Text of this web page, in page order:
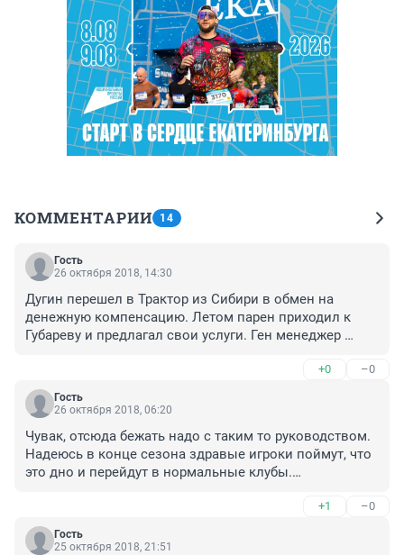
КОММЕНТАРИИ 14
Гость
26 октября 2018, 14:30
Дугин перешел в Трактор из Сибири в обмен на
денежную компенсацию. Летом парен приходил к
Губареву и предлагал свои услуги. Ген менеджер
Губарев!!! Прекрасный менеджерский ход и хозяйская
трата бюджета! Браво!!!
+0 –0
Гость
26 октября 2018, 06:20
Чувак, отсюда бежать надо с таким то руководством.
Надеюсь в конце сезона здравые игроки поймут, что
это дно и перейдут в нормальные клубы.
+1 –0
Гость
25 октября 2018, 21:51